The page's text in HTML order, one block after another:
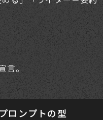
言。
ロンプトの型